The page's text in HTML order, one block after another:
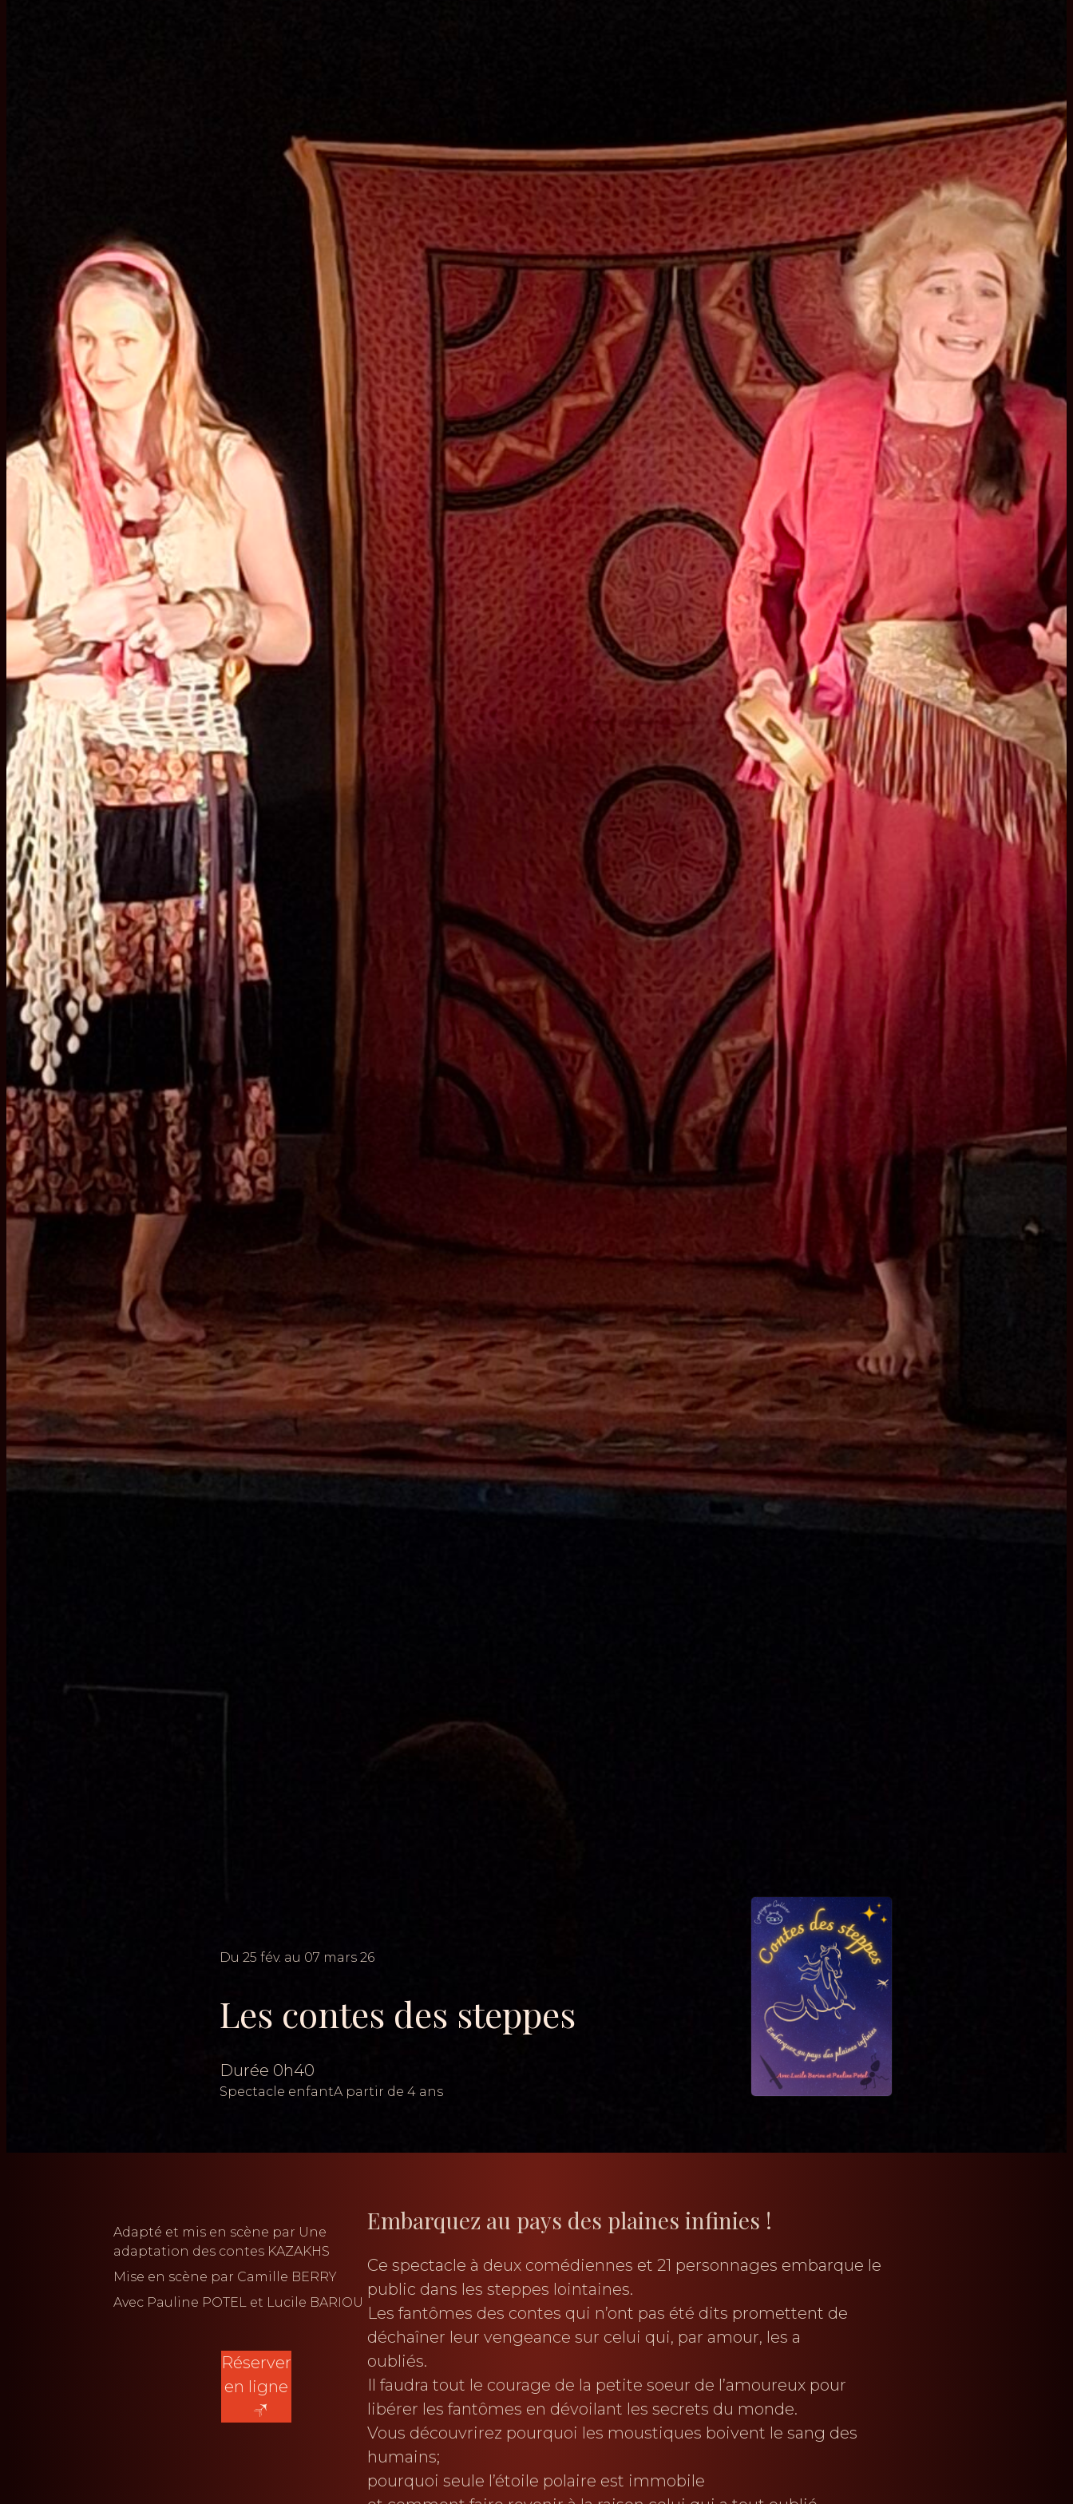
Du 25 fév. au 07 mars 26
Les contes des steppes
Durée 0h40
Spectacle enfantA partir de 4 ans
Adapté et mis en scène par Une
adaptation des contes KAZAKHS
Mise en scène par Camille BERRY
Avec Pauline POTEL Lucile BARIOU
Réserver
en ligne
Embarquez au pays des plaines infinies !
Ce spectacle à deux comédiennes et 21 personnages embarque le
public dans les steppes lointaines.
Les fantômes des contes qui n’ont pas été dits promettent de
déchaîner leur vengeance sur celui qui, par amour, les a
oubliés.
Il faudra tout le courage de la petite soeur de l’amoureux pour
libérer les fantômes en dévoilant les secrets du monde.
Vous découvrirez pourquoi les moustiques boivent le sang des
humains;
pourquoi seule l’étoile polaire est immobile